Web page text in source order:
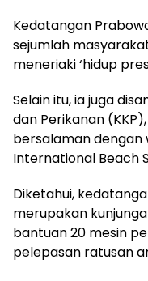
Kedatangan
sejumlah
meneriaki ‘hidup
Selain itu, ia juga
dan Perikanan
bersalaman dengan
International Beach
Diketahui,
merupakan
bantuan 20 mesin
pelepasan ratusan